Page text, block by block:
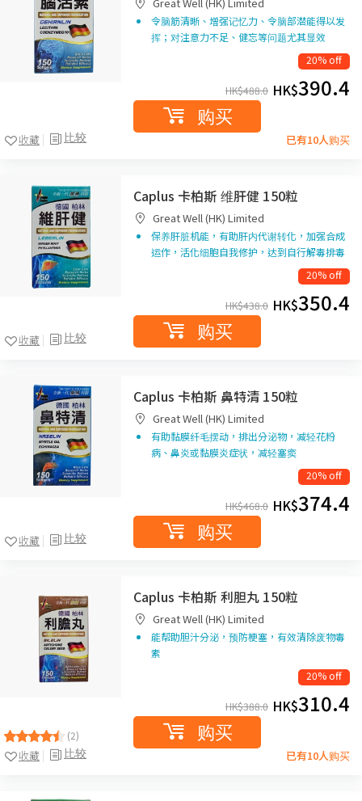
比较
收藏
令脑筋清晰、增强记忆力、令脑部潜能得以发
挥；对注意力不足、健忘等问题尤其显效
20% off
HK$488.0 HK$390.4
购买
已有10人购买
比较
收藏
Caplus 卡柏斯 维肝健 150粒
Great Well (HK) Limited
保养肝脏机能，有助肝内代谢转化，加强合成
运作，活化细胞自我修护，达到自行解毒排毒
20% off
HK$438.0 HK$350.4
购买
比较
收藏
Caplus 卡柏斯 鼻特清 150粒
Great Well (HK) Limited
有助黏膜纤毛摆动，排出分泌物，减轻花粉
病、鼻炎或黏膜炎症状，减轻塞窦
20% off
HK$468.0 HK$374.4
购买
(2)
比较
收藏
Caplus 卡柏斯 利胆丸 150粒
Great Well (HK) Limited
能帮助胆汁分泌，预防梗塞，有效清除废物毒
素
20% off
HK$388.0 HK$310.4
购买
已有10人购买